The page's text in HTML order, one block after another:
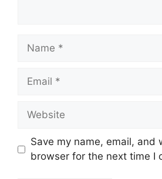
Name
Email
Website
Save my name, email, and
browser for the next time I